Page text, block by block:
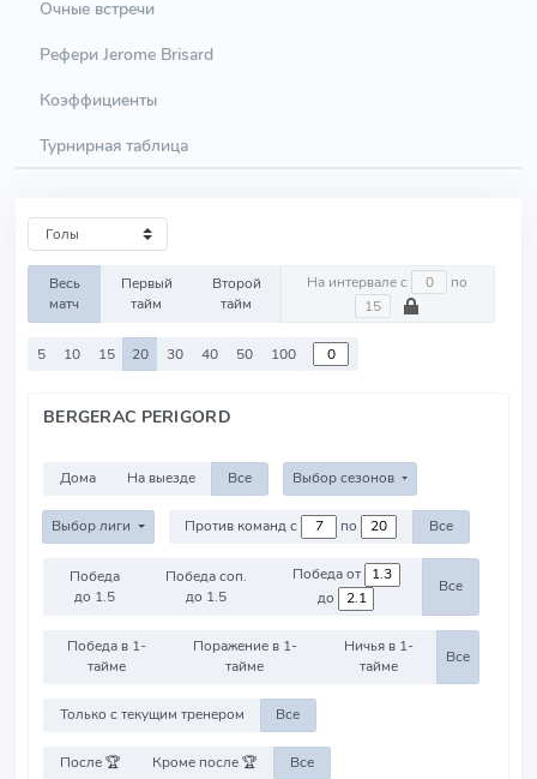
Очные встречи
Рефери Jerome Brisard
Коэффициенты
Турнирная таблица
Весь
матч
Первый
тайм
Второй
тайм
На интервале с по
5 10 15 20 30 40 50 100
BERGERAC PERIGORD
Дома На выезде Все Выбор сезонов
Выбор лиги Против команд с по Все
Победа
до 1.5
Победа соп.
до 1.5
Победа от
до
Все
Победа в 1-
тайме
Поражение в 1-
тайме
Ничья в 1-
тайме
Все
Только с текущим тренером Все
После 🏆 Кроме после 🏆 Все